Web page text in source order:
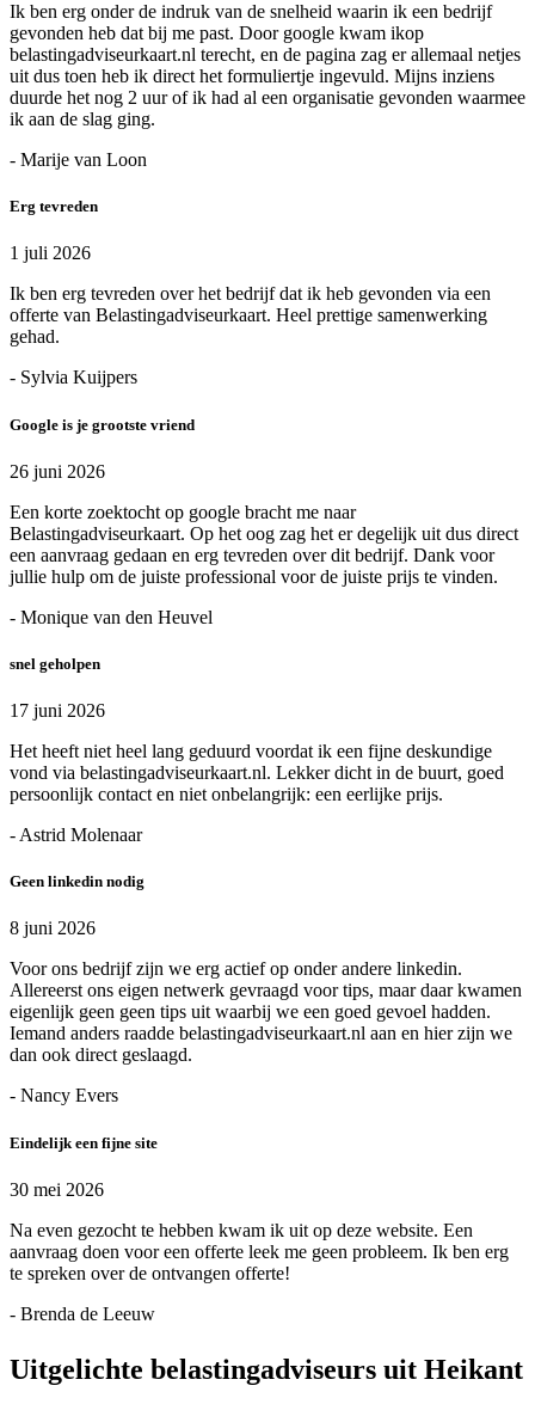
Ik ben erg onder de indruk van de snelheid waarin ik een bedrijf
gevonden heb dat bij me past. Door google kwam ikop
belastingadviseurkaart.nl terecht, en de pagina zag er allemaal netjes
uit dus toen heb ik direct het formuliertje ingevuld. Mijns inziens
duurde het nog 2 uur of ik had al een organisatie gevonden waarmee
ik aan de slag ging.
- Marije van Loon
Erg tevreden
1 juli 2026
Ik ben erg tevreden over het bedrijf dat ik heb gevonden via een
offerte van Belastingadviseurkaart. Heel prettige samenwerking
gehad.
- Sylvia Kuijpers
Google is je grootste vriend
26 juni 2026
Een korte zoektocht op google bracht me naar
Belastingadviseurkaart. Op het oog zag het er degelijk uit dus direct
een aanvraag gedaan en erg tevreden over dit bedrijf. Dank voor
jullie hulp om de juiste professional voor de juiste prijs te vinden.
- Monique van den Heuvel
snel geholpen
17 juni 2026
Het heeft niet heel lang geduurd voordat ik een fijne deskundige
vond via belastingadviseurkaart.nl. Lekker dicht in de buurt, goed
persoonlijk contact en niet onbelangrijk: een eerlijke prijs.
- Astrid Molenaar
Geen linkedin nodig
8 juni 2026
Voor ons bedrijf zijn we erg actief op onder andere linkedin.
Allereerst ons eigen netwerk gevraagd voor tips, maar daar kwamen
eigenlijk geen geen tips uit waarbij we een goed gevoel hadden.
Iemand anders raadde belastingadviseurkaart.nl aan en hier zijn we
dan ook direct geslaagd.
- Nancy Evers
Eindelijk een fijne site
30 mei 2026
Na even gezocht te hebben kwam ik uit op deze website. Een
aanvraag doen voor een offerte leek me geen probleem. Ik ben erg
te spreken over de ontvangen offerte!
- Brenda de Leeuw
Uitgelichte belastingadviseurs uit Heikant